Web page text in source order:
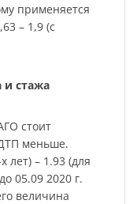
применяется
– 1,9 (с
и стажа
стоит
меньше.
лет) – 1.93 (для
05.09 2020 г.
величина